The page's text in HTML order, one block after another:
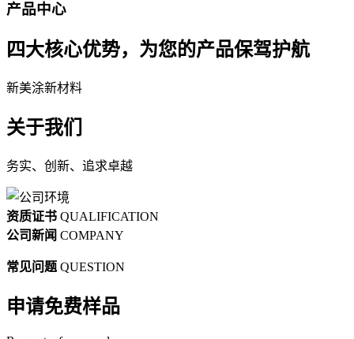
产品中心
四大核心优势，为您的产品保驾护航
新美涂新材料
关于我们
务实、创新、追求卓越
资质证书 QUALIFICATION
公司新闻 COMPANY
常见问题 QUESTION
申请免费样品